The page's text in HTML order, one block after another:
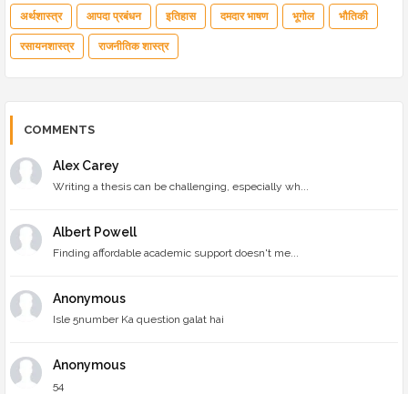
अर्थशास्त्र आपदा प्रबंधन इतिहास दमदार भाषण भूगोल भौतिकी
रसायनशास्त्र राजनीतिक शास्त्र
COMMENTS
Alex Carey
Writing a thesis can be challenging, especially wh...
Albert Powell
Finding affordable academic support doesn't me...
Anonymous
Isle 5number Ka question galat hai
Anonymous
54